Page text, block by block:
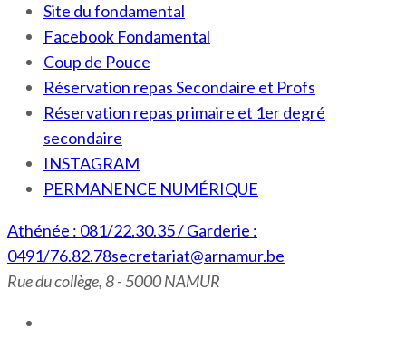
Site du fondamental
Facebook Fondamental
Coup de Pouce
Réservation repas Secondaire et Profs
Réservation repas primaire et 1er degré
secondaire
INSTAGRAM
PERMANENCE NUMÉRIQUE
Athénée : 081/22.30.35 / Garderie :
0491/76.82.78secretariat@arnamur.be
Rue du collège, 8 - 5000 NAMUR